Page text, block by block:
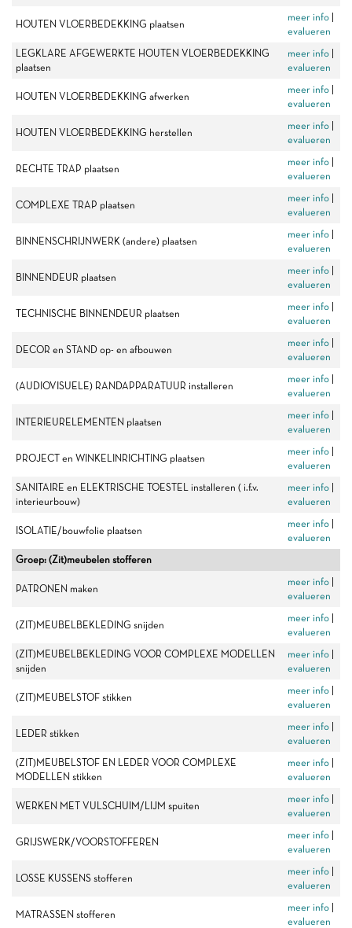
HOUTEN VLOERBEDEKKING plaatsen
meer info
evalueren
LEGKLARE AFGEWERKTE HOUTEN VLOERBEDEKKING
plaatsen
meer info
evalueren
HOUTEN VLOERBEDEKKING afwerken
meer info
evalueren
HOUTEN VLOERBEDEKKING herstellen
meer info
evalueren
RECHTE TRAP plaatsen
meer info
evalueren
COMPLEXE TRAP plaatsen
meer info
evalueren
BINNENSCHRIJNWERK (andere) plaatsen
meer info
evalueren
BINNENDEUR plaatsen
meer info
evalueren
TECHNISCHE BINNENDEUR plaatsen
meer info
evalueren
DECOR en STAND op- en afbouwen
meer info
evalueren
(AUDIOVISUELE) RANDAPPARATUUR installeren
meer info
evalueren
INTERIEURELEMENTEN plaatsen
meer info
evalueren
PROJECT en WINKELINRICHTING plaatsen
meer info
evalueren
SANITAIRE en ELEKTRISCHE TOESTEL installeren ( i.f.v.
interieurbouw)
meer info
evalueren
ISOLATIE/bouwfolie plaatsen
meer info
evalueren
Groep: (Zit)meubelen stofferen
PATRONEN maken
meer info
evalueren
(ZIT)MEUBELBEKLEDING snijden
meer info
evalueren
(ZIT)MEUBELBEKLEDING VOOR COMPLEXE MODELLEN
snijden
meer info
evalueren
(ZIT)MEUBELSTOF stikken
meer info
evalueren
LEDER stikken
meer info
evalueren
(ZIT)MEUBELSTOF EN LEDER VOOR COMPLEXE
MODELLEN stikken
meer info
evalueren
WERKEN MET VULSCHUIM/LIJM spuiten
meer info
evalueren
GRIJSWERK/VOORSTOFFEREN
meer info
evalueren
LOSSE KUSSENS stofferen
meer info
evalueren
MATRASSEN stofferen
meer info
evalueren